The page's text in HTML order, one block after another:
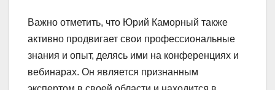
Важно отметить, что Юрий Каморный также
активно продвигает свои профессиональные
знания и опыт, делясь ими на конференциях и
вебинарах. Он является признанным